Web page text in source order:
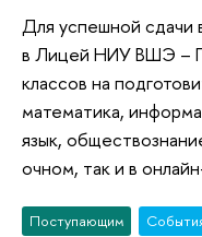
Для успешной сдачи
в Лицей НИУ ВШЭ –
классов на
математика,
язык,
очном, так и в
Поступающим